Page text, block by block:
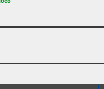
o las normas de